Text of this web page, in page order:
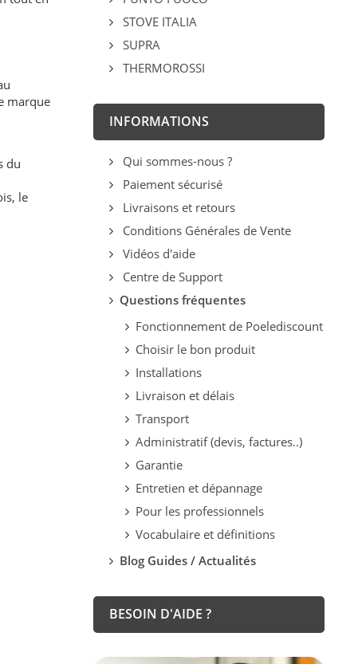
marque
du
le
STOVE ITALIA
SUPRA
THERMOROSSI
INFORMATIONS
Qui sommes-nous ?
Paiement sécurisé
Livraisons et retours
Conditions Générales de Vente
Vidéos d'aide
Centre de Support
Questions fréquentes
Fonctionnement de Poelediscount
Choisir le bon produit
Installations
Livraison et délais
Transport
Administratif (devis, factures..)
Garantie
Entretien et dépannage
Pour les professionnels
Vocabulaire et définitions
Blog Guides / Actualités
BESOIN D'AIDE ?